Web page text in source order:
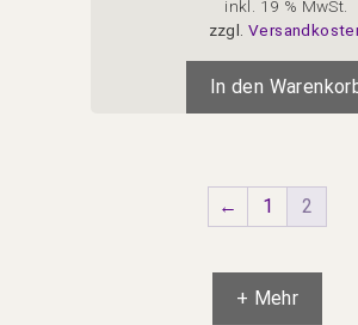
inkl. 19 % MwSt.
zzgl.
In den
← 1 2
+ Mehr